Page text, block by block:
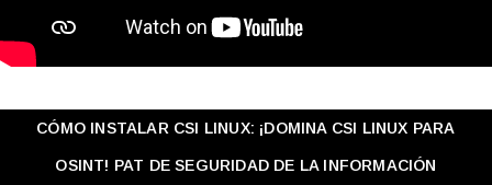
CÓMO INSTALAR CSI LINUX: ¡DOMINA CSI LINUX PARA
OSINT! PAT DE SEGURIDAD DE LA INFORMACIÓN